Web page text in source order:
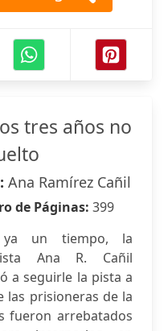
tres años no
Ana Ramírez Cañil
de Páginas: 399
ya un tiempo, la
Ana R. Cañil
a seguirle la pista a
las prisioneras de la
fueron arrebatados